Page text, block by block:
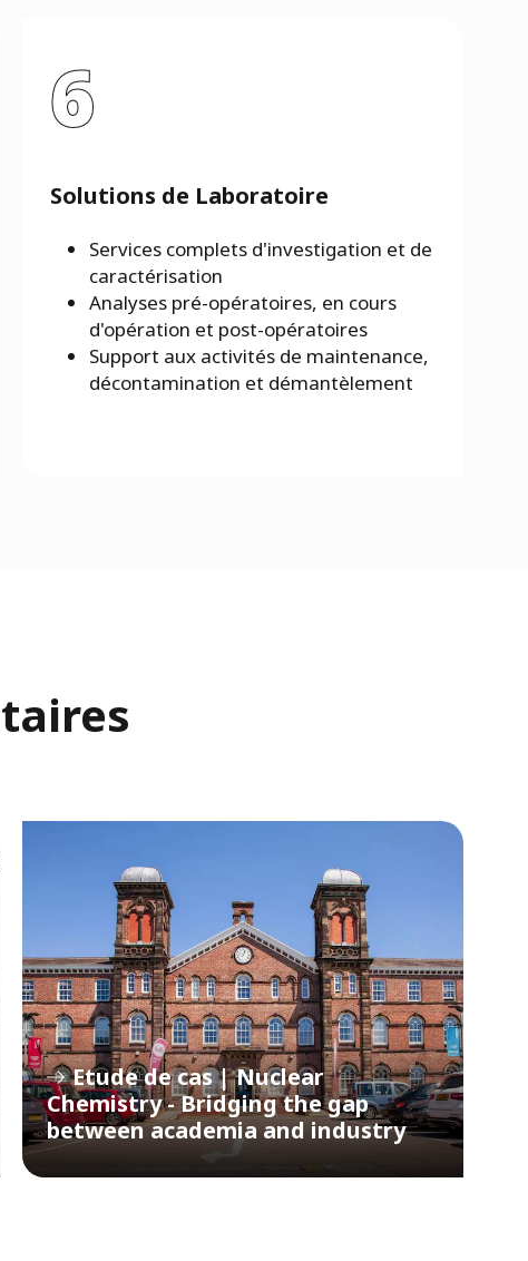
6
Solutions de Laboratoire
Services complets d'investigation et de
caractérisation
Analyses pré-opératoires, en cours
d'opération et post-opératoires
Support aux activités de maintenance,
décontamination et démantèlement
Etude de cas | Nuclear
Chemistry - Bridging the gap
between academia and industry